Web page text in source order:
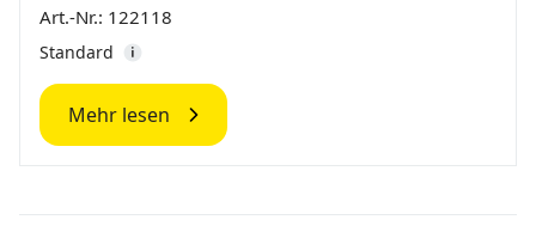
Art.-Nr.: 122118
Standard
Mehr lesen